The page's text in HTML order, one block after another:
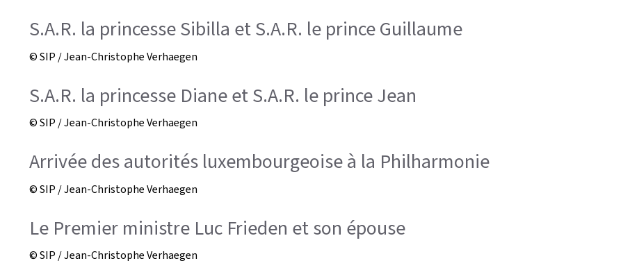
S.A.R. la princesse Sibilla et S.A.R. le prince Guillaume
© SIP / Jean-Christophe Verhaegen
S.A.R. la princesse Diane et S.A.R. le prince Jean
© SIP / Jean-Christophe Verhaegen
Arrivée des autorités luxembourgeoise à la Philharmonie
© SIP / Jean-Christophe Verhaegen
Le Premier ministre Luc Frieden et son épouse
© SIP / Jean-Christophe Verhaegen